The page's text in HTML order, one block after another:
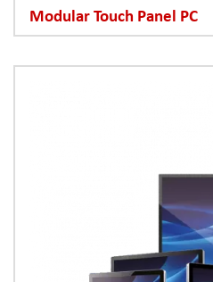
Modular Touch Panel PC